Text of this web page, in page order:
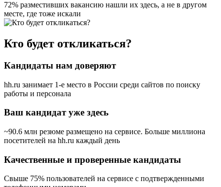
72% разместивших вакансию нашли их здесь, а не в другом
месте, где тоже искали
Кто будет откликаться?
Кандидаты нам доверяют
hh.ru занимает 1-е место в России среди сайтов по поиску
работы и персонала
Ваш кандидат уже здесь
~90.6 млн резюме размещено на сервисе. Больше миллиона
посетителей на hh.ru каждый день
Качественные и проверенные кандидаты
Свыше 75% пользователей на сервисе с подтвержденными